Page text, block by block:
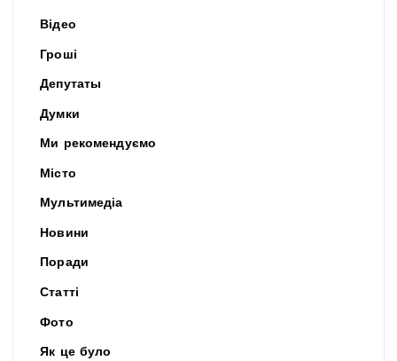
Відео
Гроші
Депутаты
Думки
Ми рекомендуємо
Місто
Мультимедіа
Новини
Поради
Статті
Фото
Як це було